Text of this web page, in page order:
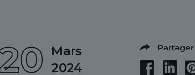
Mars
2024
Partager